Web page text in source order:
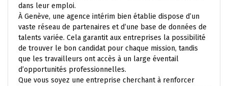
dans leur emploi.
À Genève, une agence intérim bien établie dispose d’un
vaste réseau de partenaires et d’une base de données de
talents variée. Cela garantit aux entreprises la possibilité
de trouver le bon candidat pour chaque mission, tandis
que les travailleurs ont accès à un large éventail
d’opportunités professionnelles.
Que vous soyez une entreprise cherchant à renforcer